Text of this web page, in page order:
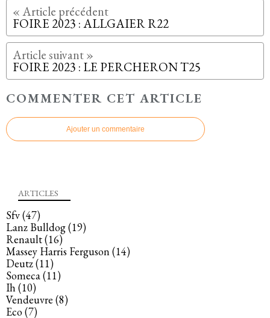
FOIRE 2023 : ALLGAIER R22
FOIRE 2023 : LE PERCHERON T25
COMMENTER CET ARTICLE
Ajouter un commentaire
ARTICLES
Sfv(47)
Lanz Bulldog(19)
Renault(16)
Massey Harris Ferguson(14)
Deutz(11)
Someca(11)
Ih(10)
Vendeuvre (8)
Eco(7)